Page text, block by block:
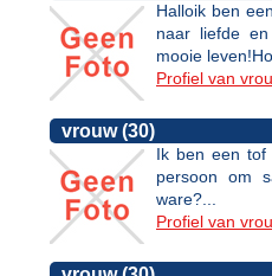
Halloik ben
naar liefde
mooie
Profiel van
vrouw (30)
Ik ben een
persoon om
ware?...
Profiel van